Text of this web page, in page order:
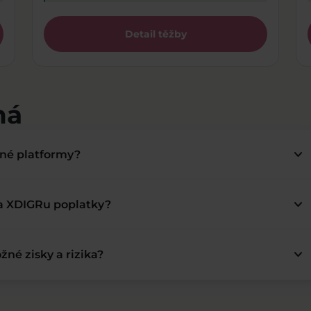
Detail těžby
platformy? keyboard_arrow_down
XDIGRu poplatky? keyboard_arrow_down
zisky a rizika? keyboard_arrow_down